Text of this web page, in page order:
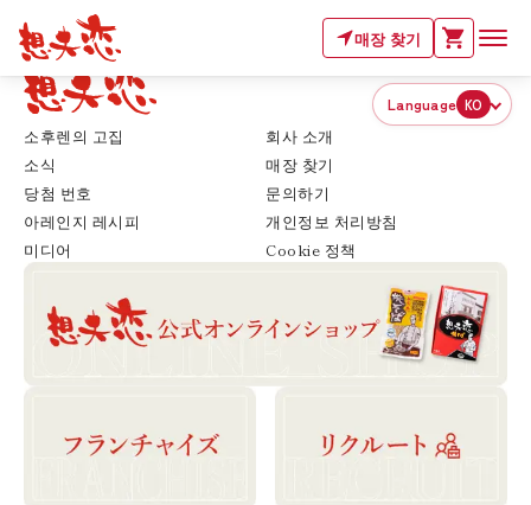
매장 찾기
Language KO
소후렌의 고집
소식
당첨 번호
아레인지 레시피
미디어
회사 소개
매장 찾기
문의하기
개인정보 처리방침
Cookie 정책